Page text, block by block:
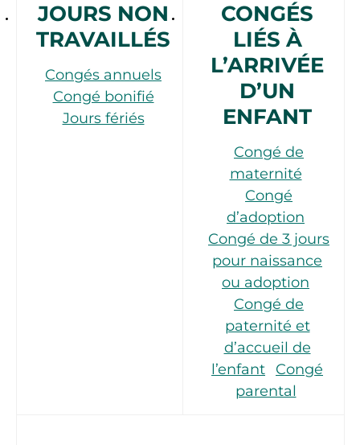
JOURS NON
TRAVAILLÉS
Congés annuels
Congé bonifié
Jours fériés
CONGÉS
LIÉS À
L’ARRIVÉE
D’UN
ENFANT
Congé de
maternité
Congé
d’adoption
Congé de 3 jours
pour naissance
ou adoption
Congé de
paternité et
d’accueil de
l’enfant
Congé
parental